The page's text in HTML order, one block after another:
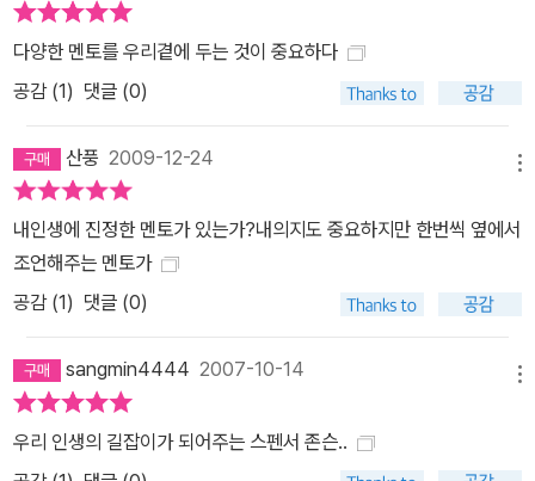
다양한 멘토를 우리곁에 두는 것이 중요하다
공감 (1) 댓글 (0)
산풍 2009-12-24
내인생에 진정한 멘토가 있는가?내의지도 중요하지만 한번씩 옆에서
조언해주는 멘토가
공감 (1) 댓글 (0)
sangmin4444 2007-10-14
우리 인생의 길잡이가 되어주는 스펜서 존슨..